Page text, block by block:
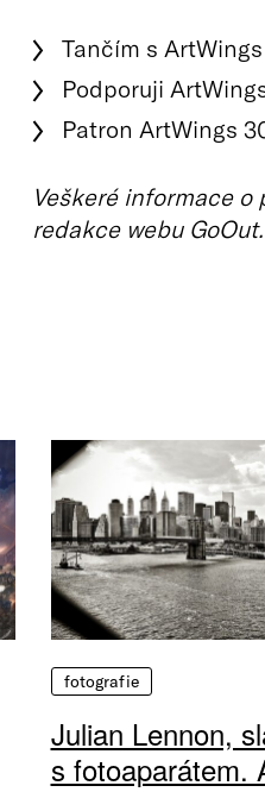
Tančím s
Podporuji
Patron ArtWings
Veškeré informace
redakce webu GoOut.
fotografie
Julian Lennon,
s fotoaparátem.